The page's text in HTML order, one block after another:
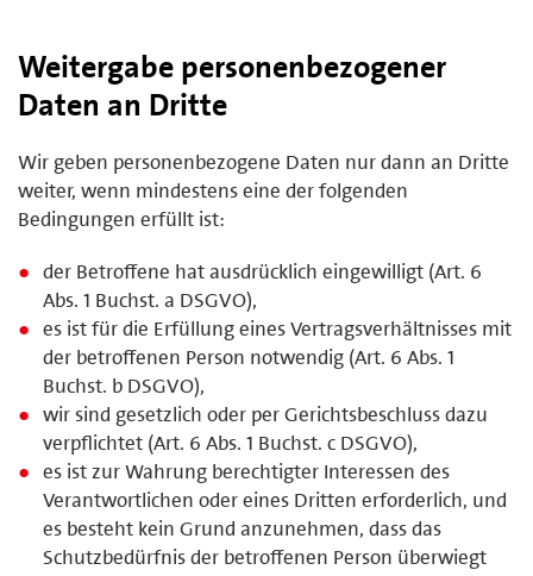
Weitergabe personenbezogener
Daten an Dritte
Wir geben personenbezogene Daten nur dann an Dritte
weiter, wenn mindestens eine der folgenden
Bedingungen erfüllt ist:
der Betroffene hat ausdrücklich eingewilligt (Art. 6
Abs. 1 Buchst. a DSGVO),
es ist für die Erfüllung eines Vertragsverhältnisses mit
der betroffenen Person notwendig (Art. 6 Abs. 1
Buchst. b DSGVO),
wir sind gesetzlich oder per Gerichtsbeschluss dazu
verpflichtet (Art. 6 Abs. 1 Buchst. c DSGVO),
es ist zur Wahrung berechtigter Interessen des
Verantwortlichen oder eines Dritten erforderlich, und
es besteht kein Grund anzunehmen, dass das
Schutzbedürfnis der betroffenen Person überwiegt